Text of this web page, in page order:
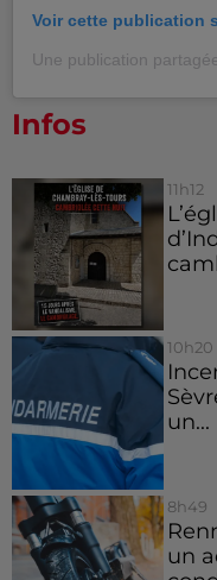
Voir cette publication
Infos
11h12
10h20
un...
8h49
un